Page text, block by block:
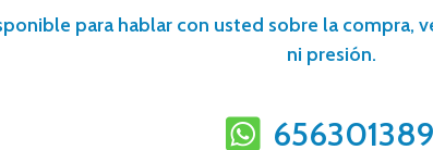
para hablar con usted sobre la compra,
ni presión.